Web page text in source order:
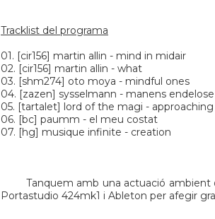
Tracklist del programa
01. [cir156] martin allin - mind in midair
02. [cir156] martin allin - what
03. [shm274] oto moya - mindful ones
04. [zazen] sysselmann - manens
05. [tartalet] lord of the magi -
06. [bc] paumm - el meu costat
07. [hg] musique infinite - creation
Tanquem amb una actuació ambient
Portastudio 424mk1 i Ableton per afegir